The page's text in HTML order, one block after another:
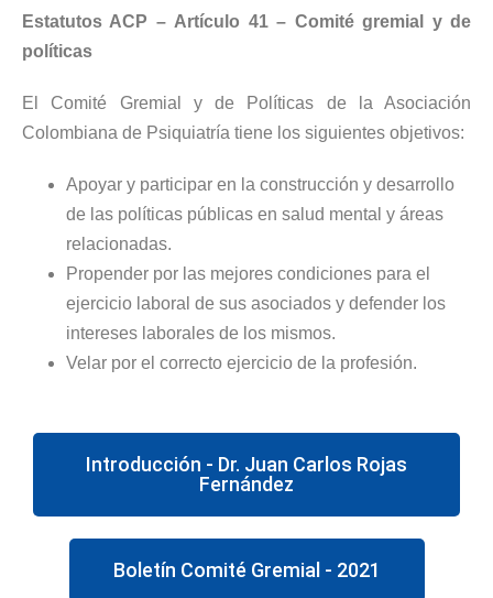
Estatutos ACP – Artículo 41 – Comité gremial y de
políticas
El Comité Gremial y de Políticas de la Asociación
Colombiana de Psiquiatría tiene los siguientes objetivos:
Apoyar y participar en la construcción y desarrollo
de las políticas públicas en salud mental y áreas
relacionadas.
Propender por las mejores condiciones para el
ejercicio laboral de sus asociados y defender los
intereses laborales de los mismos.
Velar por el correcto ejercicio de la profesión.
Introducción - Dr. Juan Carlos Rojas
Fernández
Boletín Comité Gremial - 2021